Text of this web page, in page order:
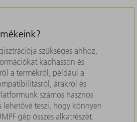
szükséges ahhoz,
kaphasson és
a termékről, például a
árakról és
számos hasznos
teszi, hogy könnyen
gép összes alkatrészét.